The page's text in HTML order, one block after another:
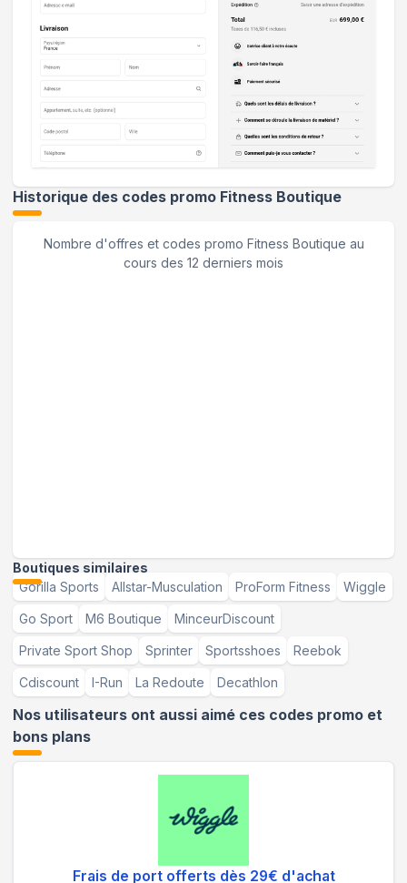
Historique des codes promo Fitness Boutique
Nombre d'offres et codes promo Fitness Boutique au
cours des 12 derniers mois
Boutiques similaires
Gorilla Sports
Allstar-Musculation ProForm Fitness Wiggle
Go Sport M6 Boutique MinceurDiscount
Private Sport Shop Sprinter Sportsshoes Reebok
Cdiscount I-Run La Redoute Decathlon
Nos utilisateurs ont aussi aimé ces codes promo et
bons plans
Frais de port offerts dès 29€ d'achat